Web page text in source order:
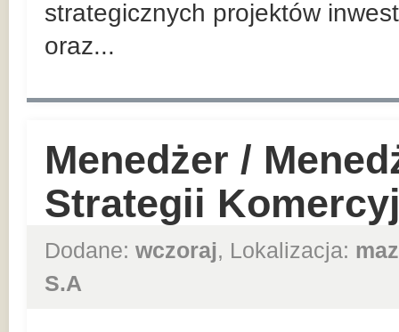
strategicznych projektów
oraz...
Menedżer /
Strategii
Dodane: wczoraj, Lokalizacja:
S.A